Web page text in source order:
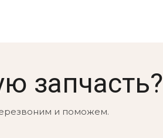
запчасть?
и поможем.